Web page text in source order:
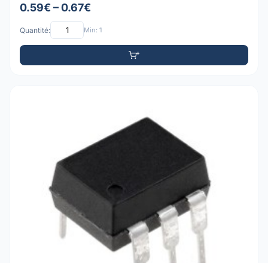
0.59€ – 0.67€
Quantité: Min: 1